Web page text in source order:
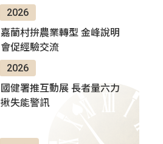
2026
嘉蘭村拚農業轉型 金峰說明
會促經驗交流
2026
國健署推互動展 長者量六力
揪失能警訊